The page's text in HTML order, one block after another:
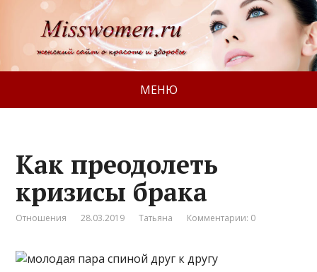
МЕНЮ
Как преодолеть
кризисы брака
Отношения 28.03.2019 Татьяна Комментарии: 0